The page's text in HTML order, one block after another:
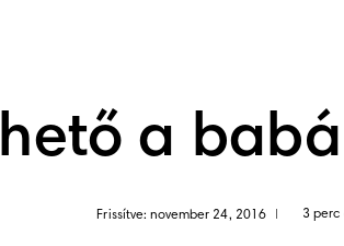
a
Frissítve: november 24, 2016 3 perc